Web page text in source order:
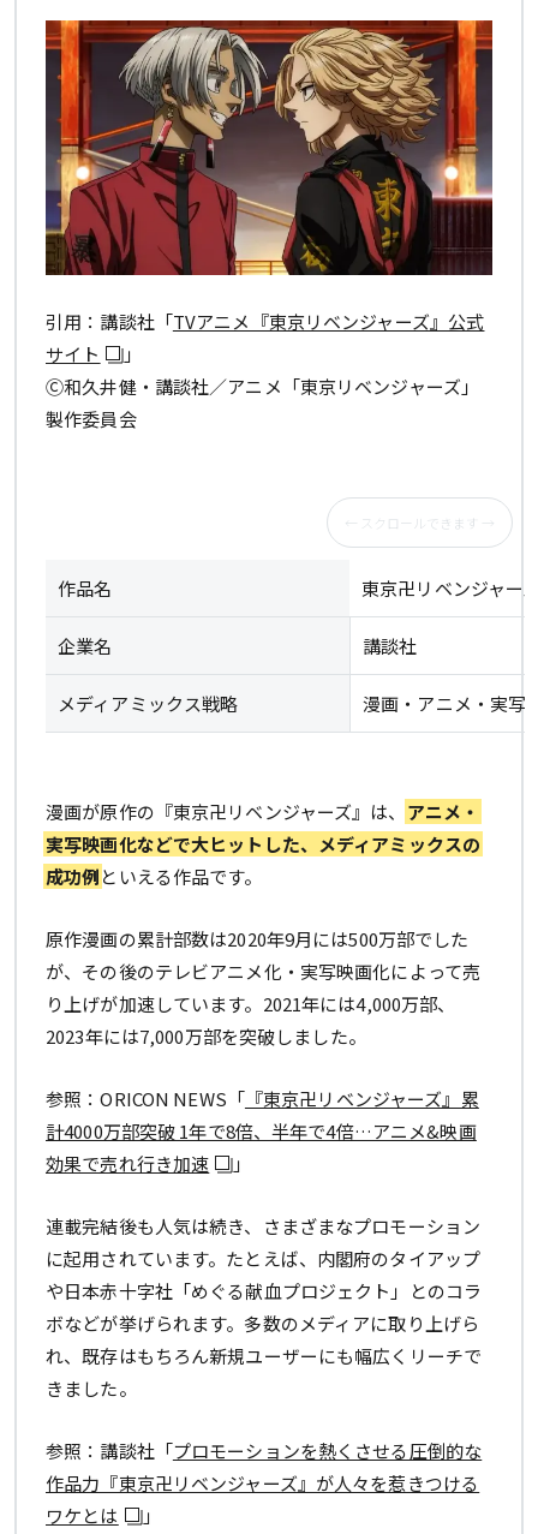
引用：講談社「TVアニメ『東京リベンジャーズ』公式
サイト
」
Ⓒ和久井健・講談社／アニメ「東京リベンジャーズ」
製作委員会
作品名 東京卍リベンジャー
企業名 講談社
メディアミックス戦略 漫画・アニメ・実写
漫画が原作の『東京卍リベンジャーズ』は、 アニメ・
実写映画化などで大ヒットした、メディアミックスの
成功例といえる作品です。
原作漫画の累計部数は2020年9月には500万部でした
が、その後のテレビアニメ化・実写映画化によって売
り上げが加速しています。2021年には4,000万部、
2023年には7,000万部を突破しました。
参照：ORICON NEWS「『東京卍リベンジャーズ』累
計4000万部突破 1年で8倍、半年で4倍…アニメ&映画
効果で売れ行き加速
」
連載完結後も人気は続き、さまざまなプロモーション
に起用されています。たとえば、内閣府のタイアップ
や日本赤十字社「めぐる献血プロジェクト」とのコラ
ボなどが挙げられます。多数のメディアに取り上げら
れ、既存はもちろん新規ユーザーにも幅広くリーチで
きました。
参照：講談社「プロモーションを熱くさせる圧倒的な
作品力『東京卍リベンジャーズ』が人々を惹きつける
ワケとは
」